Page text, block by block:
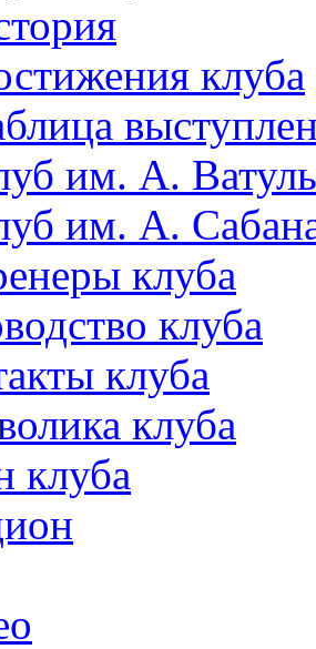
клуба
им. А.
им. А.
клуба
клуба
клуба
клуба
клуба